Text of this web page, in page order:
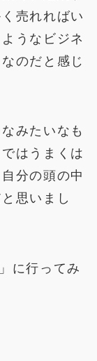
売れればい
うなビジネ
のだと感じ
みたいなも
はうまくは
分の頭の中
思いまし
に行ってみ